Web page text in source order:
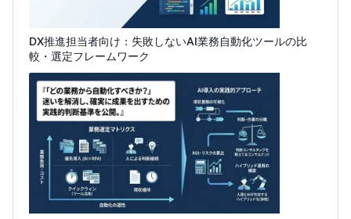
DX推進担当者向け：失敗しないAI業務自動化ツールの比
較・選定フレームワーク